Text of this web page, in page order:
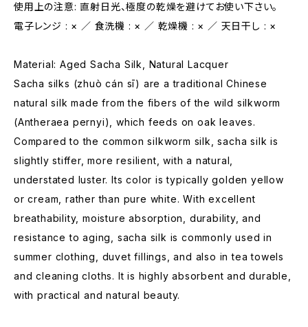
使用上の注意: 直射日光、極度の乾燥を避けてお使い下さい。
電子レンジ : × ／ 食洗機 : × ／ 乾燥機 : × ／ 天日干し : ×
Material: Aged Sacha Silk, Natural Lacquer
Sacha silks (zhuò cán sī) are a traditional Chinese
natural silk made from the fibers of the wild silkworm
(Antheraea pernyi), which feeds on oak leaves.
Compared to the common silkworm silk, sacha silk is
slightly stiffer, more resilient, with a natural,
understated luster. Its color is typically golden yellow
or cream, rather than pure white. With excellent
breathability, moisture absorption, durability, and
resistance to aging, sacha silk is commonly used in
summer clothing, duvet fillings, and also in tea towels
and cleaning cloths. It is highly absorbent and durable,
with practical and natural beauty.